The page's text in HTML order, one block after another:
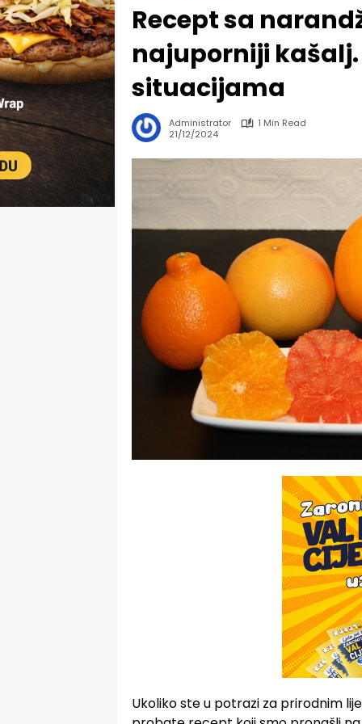
Recept sa
najuporniji
situacijama
Administrator
1 Min Read
21/12/2024
Ukoliko ste u potrazi za prirodnim